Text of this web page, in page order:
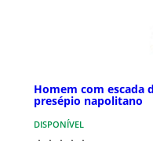
Homem com escada
presépio napolitano
DISPONÍVEL